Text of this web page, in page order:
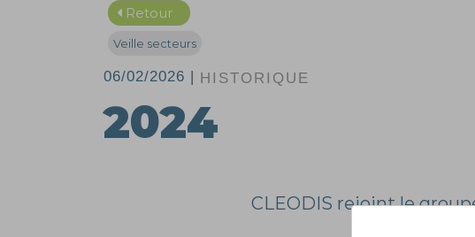
Retour
Veille secteurs
06/02/2026 | HISTORIQUE
2024
CLEODIS rejoint le